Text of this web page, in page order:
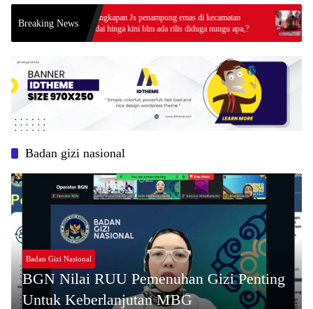
Breaking News
penangkapan Js penampung emas di kecamatan
sandai hinga kini blm ada rilis diduga nungu apa,?
Kapolda
Prima
Badan gizi nasional
Badan Gizi Nasional
BGN Nilai RUU Pemenuhan Gizi Penting
Untuk Keberlanjutan MBG